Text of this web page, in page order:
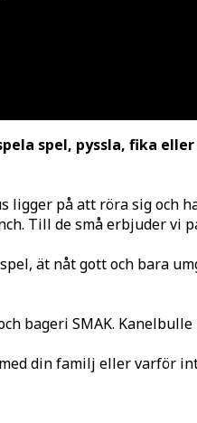
spel, pyssla, fika
ligger på att röra sig och
Till de små erbjuder vi
ät nåt gott och bara
bageri SMAK.
din familj eller varför